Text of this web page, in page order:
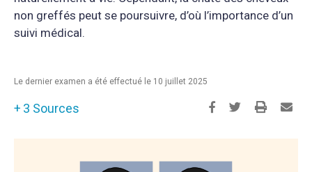
non greffés peut se poursuivre, d’où l’importance d’un
suivi médical.
Le dernier examen a été effectué le 10 juillet 2025
3 Sources